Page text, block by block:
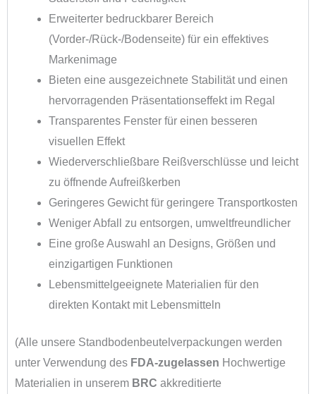
Erweiterter bedruckbarer Bereich
(Vorder-/Rück-/Bodenseite) für ein effektives
Markenimage
Bieten eine ausgezeichnete Stabilität und einen
hervorragenden Präsentationseffekt im Regal
Transparentes Fenster für einen besseren
visuellen Effekt
Wiederverschließbare Reißverschlüsse und leicht
zu öffnende Aufreißkerben
Geringeres Gewicht für geringere Transportkosten
Weniger Abfall zu entsorgen, umweltfreundlicher
Eine große Auswahl an Designs, Größen und
einzigartigen Funktionen
Lebensmittelgeeignete Materialien für den
direkten Kontakt mit Lebensmitteln
(Alle unsere Standbodenbeutelverpackungen werden
unter Verwendung des FDA-zugelassen Hochwertige
Materialien in unserem BRC akkreditierte